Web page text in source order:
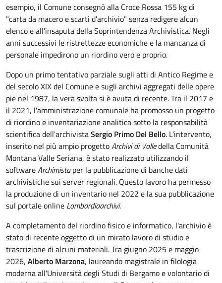
esempio, il Comune consegnò alla Croce Rossa 155 kg di
"carta da macero e scarti d'archivio" senza redigere alcun
elenco e all'insaputa della Soprintendenza Archivistica. Negli
anni successivi le ristrettezze economiche e la mancanza di
personale impedirono un riordino vero e proprio.
Dopo un primo tentativo parziale sugli atti di Antico Regime e
del secolo XIX del Comune e sugli archivi aggregati delle opere
pie nel 1987, la vera svolta si è avuta di recente. Tra il 2017 e
il 2021, l'amministrazione comunale ha promosso un progetto
di riordino e inventariazione analitica sotto la responsabilità
scientifica dell'archivistaSergio Primo Del Bello. L'intervento,
inserito nel più ampio progettoArchivi di Valledella Comunità
Montana Valle Seriana, è stato realizzato utilizzando il
softwareArchimistaper la pubblicazione di banche dati
archivistiche sui server regionali. Questo lavoro ha permesso
la produzione di un inventario nel 2022 e la sua pubblicazione
sul portale online Lombardiaarchivi.
A completamento del riordino fisico e informatico, l'archivio è
stato di recente oggetto di un mirato lavoro di studio e
trascrizione di alcuni materiali. Tra giugno 2025 e maggio
2026, Alberto Marzona, laureando magistrale in filologia
moderna all'Università degli Studi di Bergamo e volontario di